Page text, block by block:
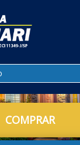
COMPRAR